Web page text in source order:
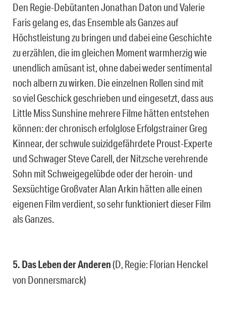
Den Regie-Debütanten Jonathan Daton und Valerie
Faris gelang es, das Ensemble als Ganzes auf
Höchstleistung zu bringen und dabei eine Geschichte
zu erzählen, die im gleichen Moment warmherzig wie
unendlich amüsant ist, ohne dabei weder sentimental
noch albern zu wirken. Die einzelnen Rollen sind mit
so viel Geschick geschrieben und eingesetzt, dass aus
Little Miss Sunshine mehrere Filme hätten entstehen
können: der chronisch erfolglose Erfolgstrainer Greg
Kinnear, der schwule suizidgefährdete Proust-Experte
und Schwager Steve Carell, der Nitzsche verehrende
Sohn mit Schweigegelübde oder der heroin- und
Sexsüchtige Großvater Alan Arkin hätten alle einen
eigenen Film verdient, so sehr funktioniert dieser Film
als Ganzes.
5. Das Leben der Anderen(D, Regie: Florian Henckel
von Donnersmarck)